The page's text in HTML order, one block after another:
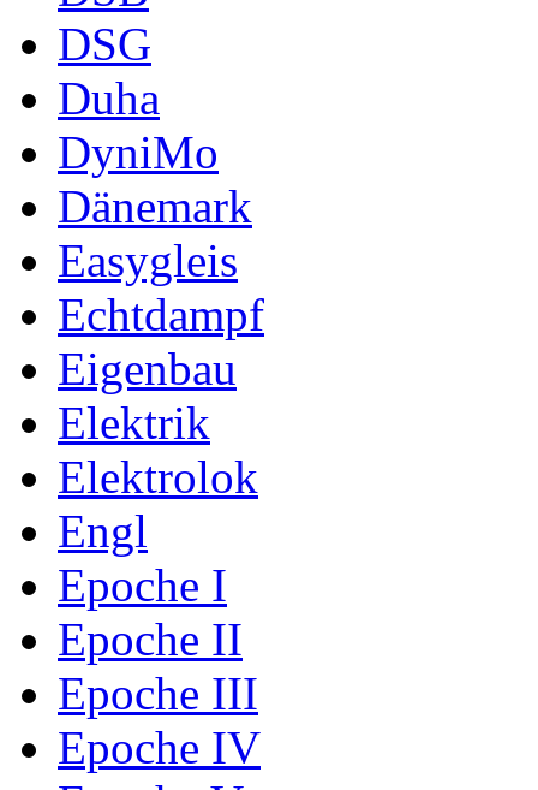
DSG
Duha
DyniMo
Dänemark
Easygleis
Echtdampf
Eigenbau
Elektrik
Elektrolok
Engl
Epoche I
Epoche II
Epoche III
Epoche IV